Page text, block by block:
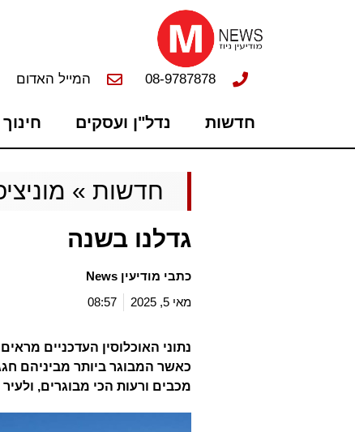
08-9787878 המייל האדום
חדשות נדל"ן ועסקים
חדשות »
גדלנו בשנה
כתבי מודיעין News
מאי 5, 2025
08:57
מכבים ורעות הכי מבוגרים,